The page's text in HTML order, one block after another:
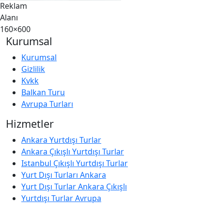
Reklam
Alanı
160×600
Kurumsal
Kurumsal
Gizlilik
Kvkk
Balkan Turu
Avrupa Turları
Hizmetler
Ankara Yurtdışı Turlar
Ankara Çıkışlı Yurtdışı Turlar
Istanbul Çıkışlı Yurtdışı Turlar
Yurt Dışı Turları Ankara
Yurt Dışı Turlar Ankara Çıkışlı
Yurtdışı Turlar Avrupa